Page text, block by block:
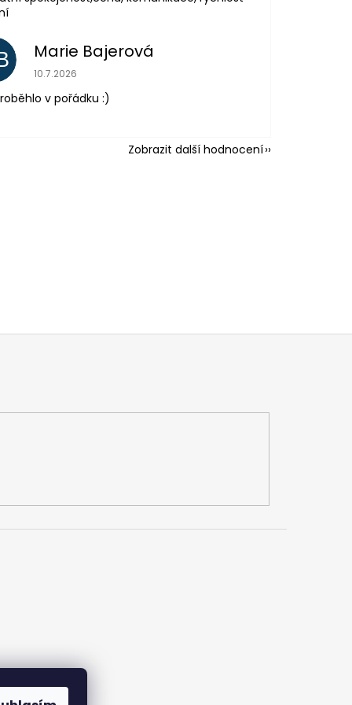
Marie Bajerová
Hodnocení obchodu je 5 z 5 hvězdiček.
10.7.2026
v pořádku :)
Zobrazit další hodnocení